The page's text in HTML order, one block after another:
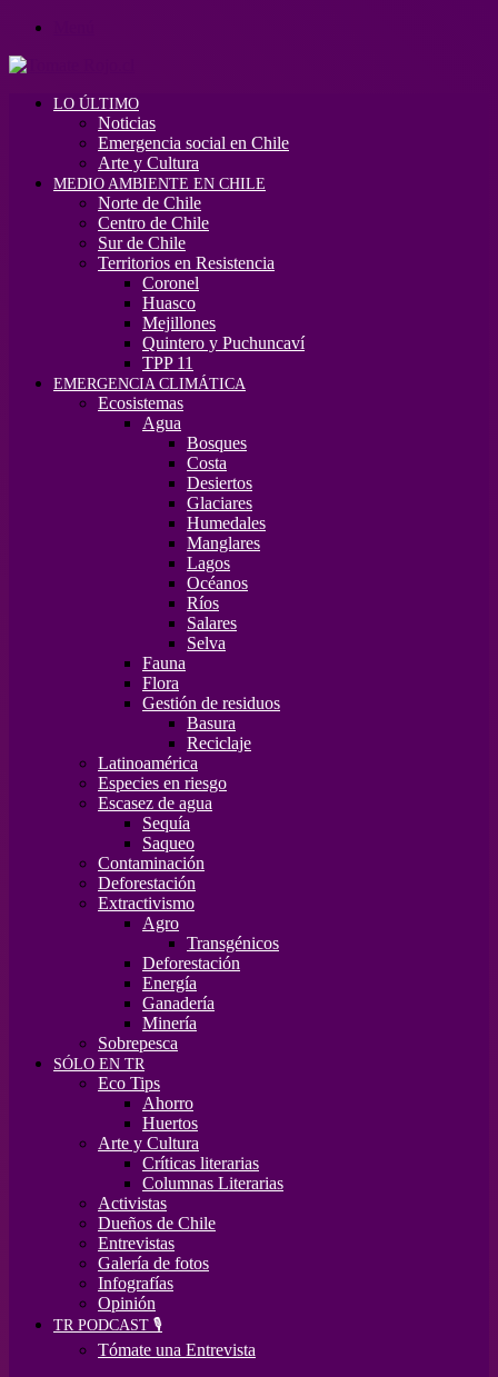
LO ÚLTIMO
Noticias
Emergencia social en Chile
Arte y Cultura
MEDIO AMBIENTE EN CHILE
Norte de Chile
Centro de Chile
Sur de Chile
Territorios en Resistencia
Coronel
Huasco
Mejillones
Quintero y Puchuncaví
TPP 11
EMERGENCIA CLIMÁTICA
Ecosistemas
Agua
Bosques
Costa
Desiertos
Glaciares
Humedales
Manglares
Lagos
Océanos
Ríos
Salares
Selva
Fauna
Flora
Gestión de residuos
Basura
Reciclaje
Latinoamérica
Especies en riesgo
Escasez de agua
Sequía
Saqueo
Contaminación
Deforestación
Extractivismo
Agro
Transgénicos
Deforestación
Energía
Ganadería
Minería
Sobrepesca
SÓLO EN TR
Eco Tips
Ahorro
Huertos
Arte y Cultura
Críticas literarias
Columnas Literarias
Activistas
Dueños de Chile
Entrevistas
Galería de fotos
Infografías
Opinión
TR PODCAST 🎙️
Tómate una Entrevista